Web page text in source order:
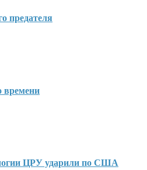
предателя
времени
ЦРУ ударили по США